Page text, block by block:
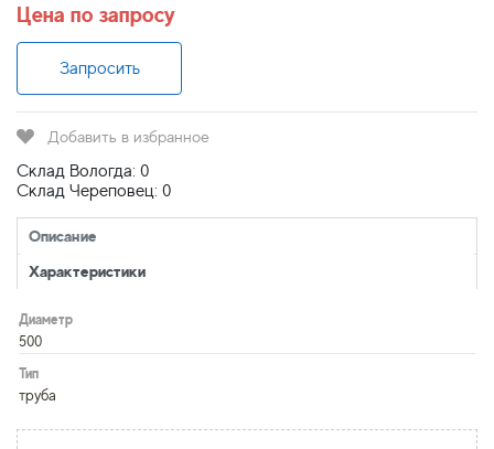
Цена по запросу
Запросить
Добавить в избранное
Склад Вологда: 0
Склад Череповец: 0
Описание
Характеристики
Диаметр
500
Тип
труба